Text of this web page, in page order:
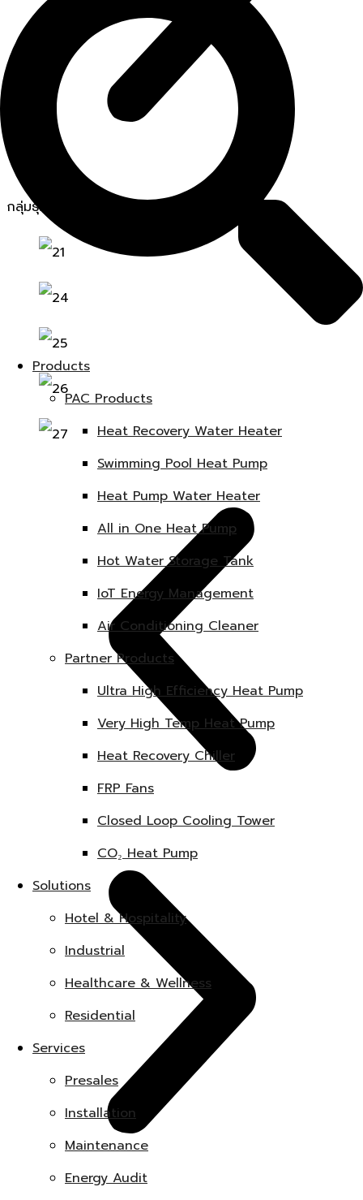
Products
PAC Products
Heat Recovery Water Heater
Swimming Pool Heat Pump
Heat Pump Water Heater
All in One Heat Pump
Hot Water Storage Tank
IoT Energy Management
Air Conditioning Cleaner
Partner Products
Ultra High Efficiency Heat Pump
Very High Temp Heat Pump
Heat Recovery Chiller
FRP Fans
Closed Loop Cooling Tower
CO₂ Heat Pump
Solutions
Hotel & Hospitality
Industrial
Healthcare & Wellness
Residential
Services
Presales
Installation
Maintenance
Energy Audit
กลุ่มธุรกิจอื่น ๆ